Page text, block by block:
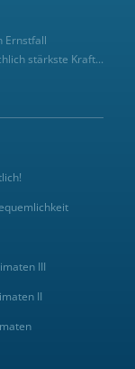
Ernstfall
stärkste Kraft...
III
II